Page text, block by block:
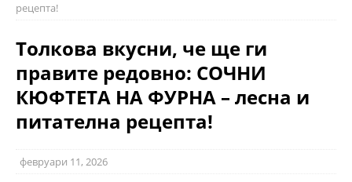
рецепта!
Толкова вкусни, че ще ги
правите редовно: СОЧНИ
КЮФТЕТА НА ФУРНА – лесна и
питателна рецепта!
февруари 11, 2026